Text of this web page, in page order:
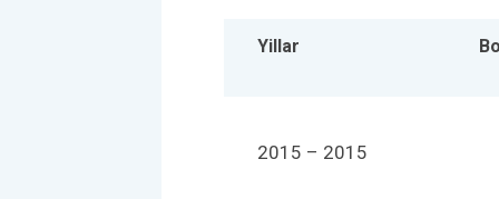
Yillar
2015 – 2015